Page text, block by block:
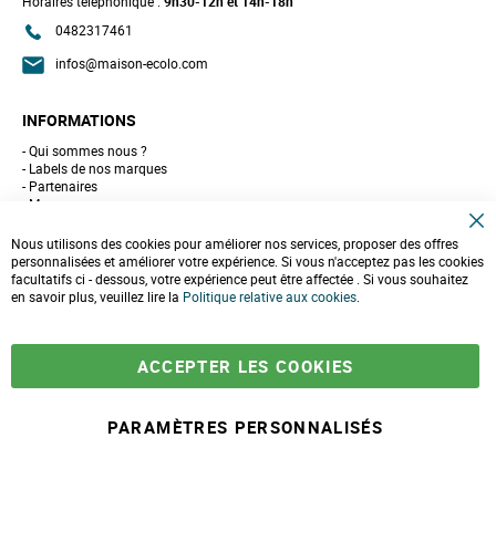
0482317461
infos@maison-ecolo.com
INFORMATIONS
Qui sommes nous ?
Labels de nos marques
Partenaires
Marques
10 gestes pour l'environnement
Formulaire de contact
LIVRAISONS & PAIEMENT
Paiement sécurisé
Commandes et retours
o
o
e
Nous utilisons des cookies pour améliorer nos services, proposer des offres
personnalisées et améliorer votre expérience. Si vous n'acceptez pas les cookies
facultatifs ci - dessous, votre expérience peut être affectée . Si vous souhaitez
en savoir plus, veuillez lire la Politique relative aux cookies
ACCEPTER LES COOKIES
PARAMÈTRES PERSONNALISÉS